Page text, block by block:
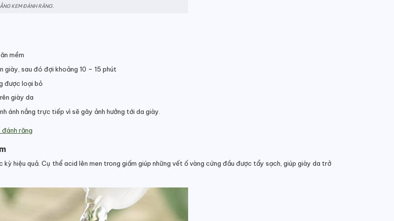
KEM ĐÁNH RĂNG.
mềm
giày, sau đó đợi khoảng 10 – 15 phút
được loại bỏ
giày da
ánh nắng trực tiếp vì sẽ gây ảnh hưởng tới da giày.
răng
hiệu quả. Cụ thể acid lên men trong giấm giúp những vết ố vàng cứng đầu được tẩy sạch, giúp giày da trở